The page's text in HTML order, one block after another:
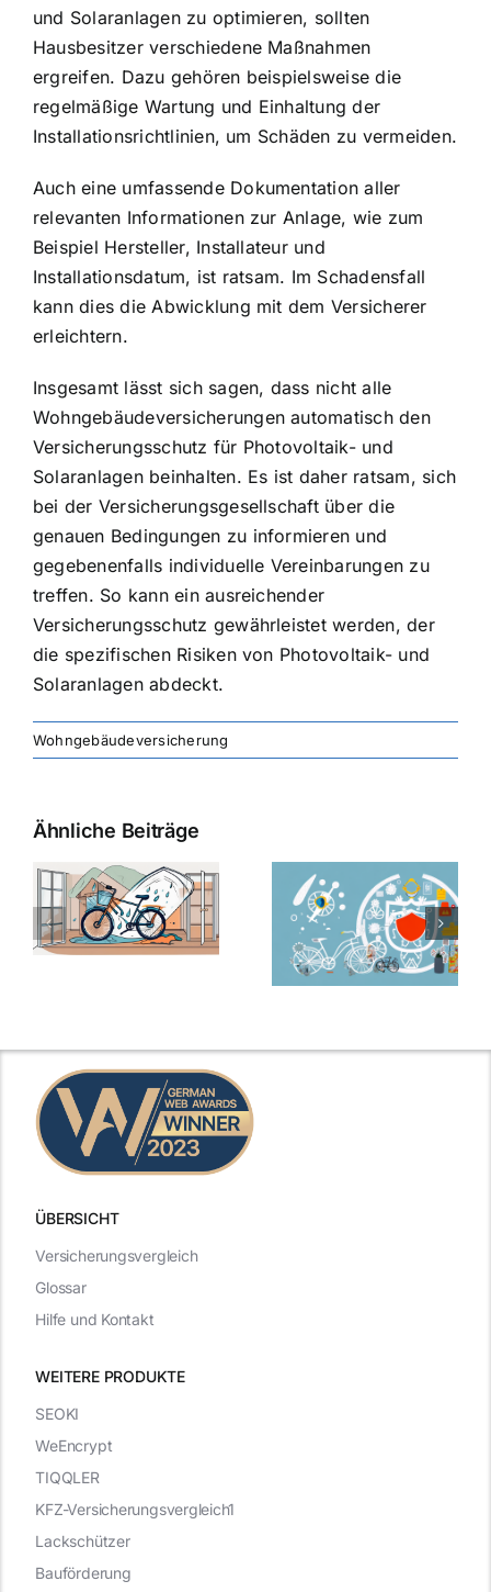
und Solaranlagen zu optimieren, sollten
Hausbesitzer verschiedene Maßnahmen
ergreifen. Dazu gehören beispielsweise die
regelmäßige Wartung und Einhaltung der
Installationsrichtlinien, um Schäden zu vermeiden.
Auch eine umfassende Dokumentation aller
relevanten Informationen zur Anlage, wie zum
Beispiel Hersteller, Installateur und
Installationsdatum, ist ratsam. Im Schadensfall
kann dies die Abwicklung mit dem Versicherer
erleichtern.
Insgesamt lässt sich sagen, dass nicht alle
Wohngebäudeversicherungen automatisch den
Versicherungsschutz für Photovoltaik- und
Solaranlagen beinhalten. Es ist daher ratsam, sich
bei der Versicherungsgesellschaft über die
genauen Bedingungen zu informieren und
gegebenenfalls individuelle Vereinbarungen zu
treffen. So kann ein ausreichender
Versicherungsschutz gewährleistet werden, der
die spezifischen Risiken von Photovoltaik- und
Solaranlagen abdeckt.
Wohngebäudeversicherung
Ähnliche Beiträge
ÜBERSICHT
WEITERE PRODUKTE
Versicherungsvergleich
Glossar
Hilfe und Kontakt
SEOKI
WeEncrypt
TIQQLER
KFZ-Versicherungsvergleich1
Lackschützer
Bauförderung